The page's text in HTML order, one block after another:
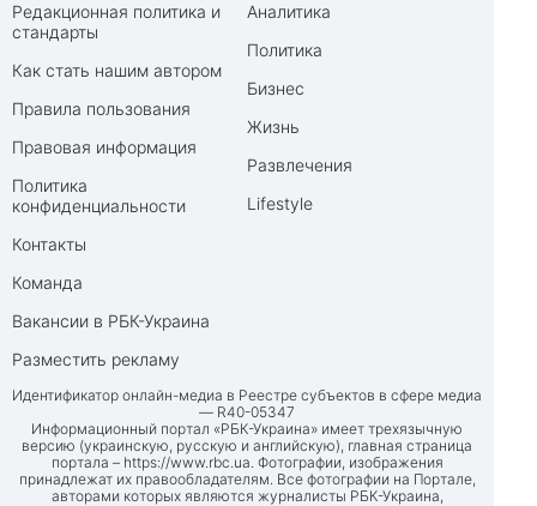
Редакционная политика и
стандарты
Как стать нашим автором
Правила пользования
Правовая информация
Политика
конфиденциальности
Контакты
Команда
Вакансии в РБК-Украина
Разместить рекламу
Аналитика
Политика
Бизнес
Жизнь
Развлечения
Lifestyle
Идентификатор онлайн-медиа в Реестре субъектов в сфере медиа
— R40-05347
Информационный портал «РБК-Украина» имеет трехязычную
версию (украинскую, русскую и английскую), главная страница
портала – https://www.rbc.ua. Фотографии, изображения
принадлежат их правообладателям. Все фотографии на Портале,
авторами которых являются журналисты РБК-Украина,